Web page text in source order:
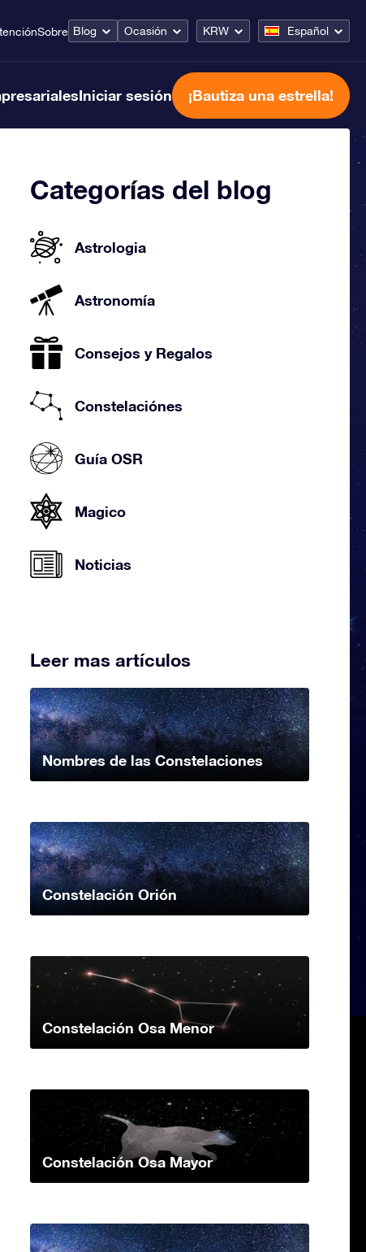
Sobre Blog Ocasión KRW Español
Iniciar sesión ¡Bautiza una estrella!
Categorías del blog
Astrologia
Astronomía
Consejos y Regalos
Constelaciónes
Guía OSR
Magico
Noticias
Leer mas artículos
Nombres de las Constelaciones
Constelación Orión
Constelación Osa Menor
Constelación Osa Mayor